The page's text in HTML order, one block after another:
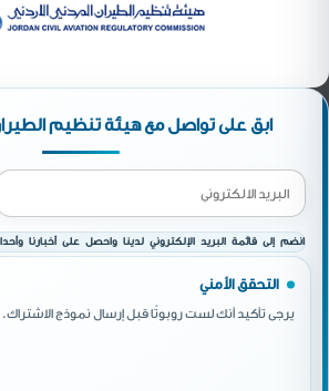
ابق على تواصل مع هيئة تنظيم الطيران
انضم إلى قائمة البريد الإلكتروني لدينا واحصل على أخبارنا
التحقق الأمني
يرجى تأكيد أنك لست روبوتًا قبل إرسال نموذج الاشتراك.